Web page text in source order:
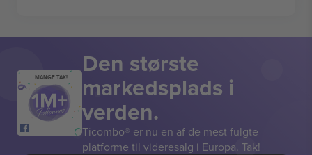
MANGE TAK! Den største
markedsplads i
verden.
Ticombo® er nu en af de mest fulgte
platforme til videresalg i Europa. Tak!